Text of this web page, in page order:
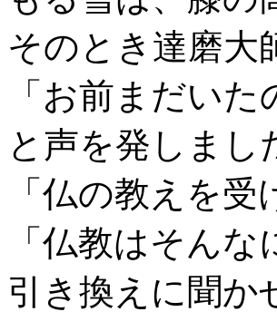
そのとき達磨大
「お前まだい
と声を発しまし
「仏の教えを
「仏教はそん
引き換えに聞か